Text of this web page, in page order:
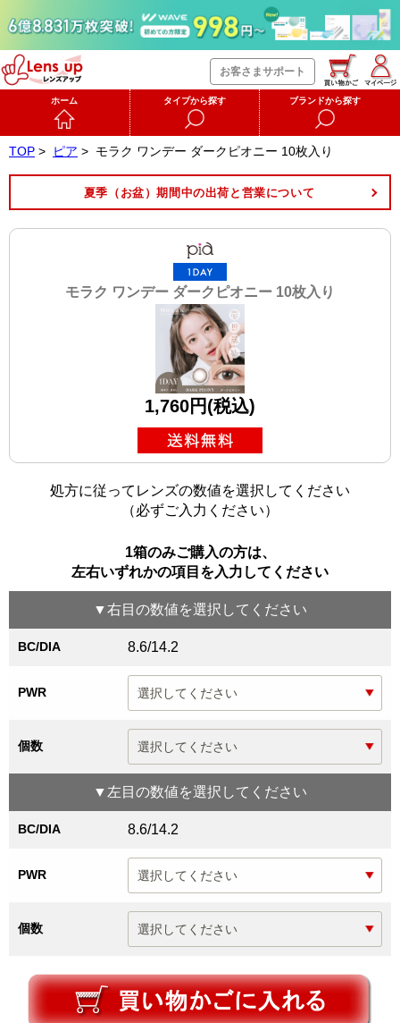
お客さまサポート
ホーム タイプから探す ブランドから探す
TOP > ピア > モラク ワンデー ダークピオニー 10枚入り
夏季（お盆）期間中の出荷と営業について
モラク ワンデー ダークピオニー 10枚入り
1,760円(税込)
処方に従ってレンズの数値を選択してください
（必ずご入力ください）
1箱のみご購入の方は、
左右いずれかの項目を入力してください
▼右目 の数値を選択してください
BC/DIA 8.6/14.2
PWR
個数
▼ 左目 の数値を選択してください
BC/DIA 8.6/14.2
PWR
個数